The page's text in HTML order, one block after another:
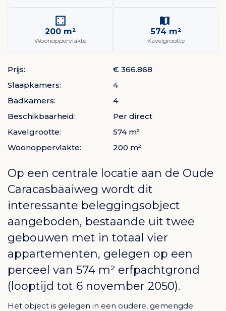
200 m²
Woonoppervlakte
574 m²
Kavelgrootte
Prijs:
€ 366.868
Slaapkamers:
4
Badkamers:
4
Beschikbaarheid:
Per direct
Kavelgrootte:
574 m²
Woonoppervlakte:
200 m²
Op een centrale locatie aan de Oude
Caracasbaaiweg wordt dit
interessante beleggingsobject
aangeboden, bestaande uit twee
gebouwen met in totaal vier
appartementen, gelegen op een
perceel van 574 m² erfpachtgrond
(looptijd tot 6 november 2050).
Het object is gelegen in een oudere, gemengde